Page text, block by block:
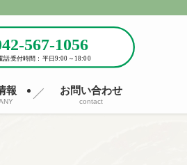
報 お問い合わせ
contact